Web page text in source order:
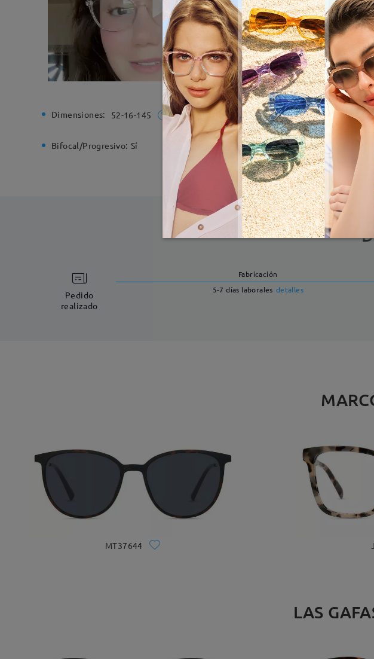
Dimensiones: 52-16-145 Ancho de la montura: 122 mm
Bifocal/Progresivo: Sí Bisagra de resorte: No
Pedido
realizado
Fabricación
5-7 días laborales detalles
MT37644
LAS